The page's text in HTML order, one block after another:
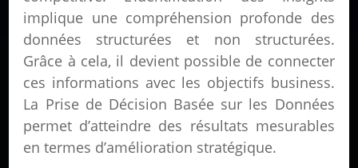
implique une compréhension profonde des
données structurées et non structurées.
Grâce à cela, il devient possible de connecter
ces informations avec les objectifs business.
La Prise de Décision Basée sur les Données
permet d’atteindre des résultats mesurables
en termes d’amélioration stratégique.